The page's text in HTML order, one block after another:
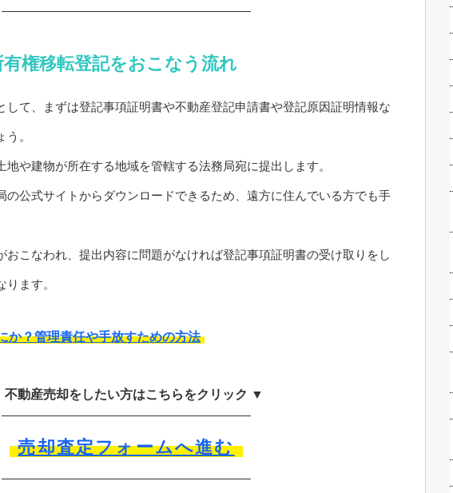
権移転登記をおこなう流れ
して、まずは登記事項証明書や不動産登記申請書や登記原因証明情報な
。
や建物が所在する地域を管轄する法務局宛に提出します。
の公式サイトからダウンロードできるため、遠方に住んでいる方でも手
おこなわれ、提出内容に問題がなければ登記事項証明書の受け取りをし
ます。
か？管理責任や手放すための方法
動産売却をしたい方はこちらをクリック ▼
売却査定フォームへ進む